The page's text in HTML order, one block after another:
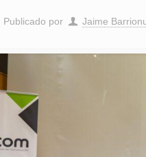
Publicado por Jaime